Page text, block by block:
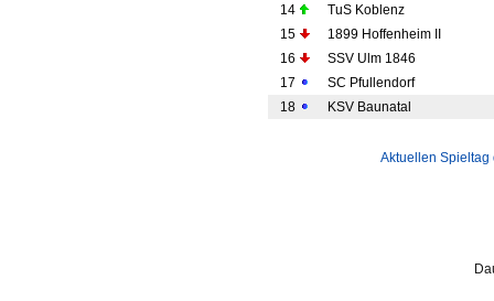
14
TuS Koblenz
15
1899 Hoffenheim II
16
SSV Ulm 1846
17
SC Pfullendorf
18
KSV Baunatal
Aktuellen Spieltag